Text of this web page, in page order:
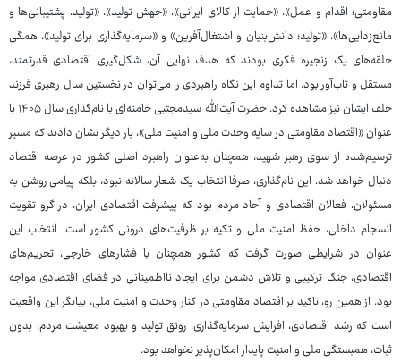
مقاومتی؛ اقدام و عمل»، «حمایت از کالای ایرانی»، «جهش تولید»، «تولید، پشتیبانی‌ها و
مانع‌زدایی‌ها»، «تولید؛ دانش‌بنیان و اشتغال‌آفرین» و «سرمایه‌گذاری برای تولید»، همگی
حلقه‌های یک زنجیره فکری بودند که هدف نهایی آن، شکل‌گیری اقتصادی قدرتمند،
مستقل و تاب‌آور بود. اما تداوم این نگاه راهبردی را می‌توان در نخستین سال رهبری فرزند
خلف ایشان نیز مشاهده کرد. حضرت آیت‌الله سیدمجتبی خامنه‌ای با نام‌گذاری سال ۱۴۰۵ با
عنوان «اقتصاد مقاومتی در سایه وحدت ملی و امنیت ملی»، بار دیگر نشان دادند که مسیر
ترسیم‌شده از سوی رهبر شهید، همچنان به‌عنوان راهبرد اصلی کشور در عرصه اقتصاد
دنبال خواهد شد. این نام‌گذاری، صرفا انتخاب یک شعار سالانه نبود، بلکه پیامی روشن به
مسئولان، فعالان اقتصادی و آحاد مردم بود که پیشرفت اقتصادی ایران، در گرو تقویت
انسجام داخلی، حفظ امنیت ملی و تکیه بر ظرفیت‌های درونی کشور است. انتخاب این
عنوان در شرایطی صورت گرفت که کشور همچنان با فشارهای خارجی، تحریم‌های
اقتصادی، جنگ ترکیبی و تلاش دشمن برای ایجاد نااطمینانی در فضای اقتصادی مواجه
بود. از همین رو، تاکید بر اقتصاد مقاومتی در کنار وحدت و امنیت ملی، بیانگر این واقعیت
است که رشد اقتصادی، افزایش سرمایه‌گذاری، رونق تولید و بهبود معیشت مردم، بدون
ثبات، همبستگی ملی و امنیت پایدار امکان‌پذیر نخواهد بود.